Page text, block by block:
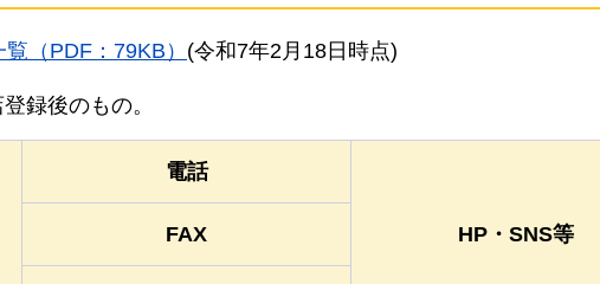
（PDF：79KB） (令和7年2月18日時点)
録後のもの。
電話
HP・SNS等
FAX